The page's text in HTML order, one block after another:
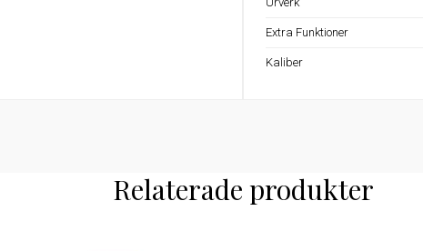
Extra Funktioner
Kaliber
Relaterade produkter